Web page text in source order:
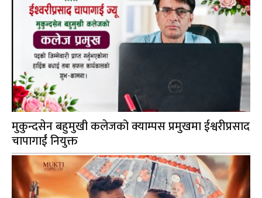
मुकुन्दसेन बहुमुखी कलेजको क्याम्पस प्रमुखमा ईश्वरीप्रसाद
चापागाईं नियुक्त